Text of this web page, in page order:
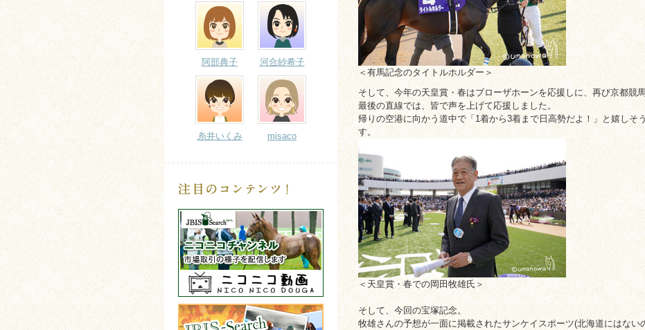
＜有馬記念のタイトルホルダー＞
そして、今年の天皇賞・春はブローザホーンを応援しに、再び京都
最後の直線では、皆で声を上げて応援しました。
帰りの空港に向かう道中で「1着から3着まで日高勢だよ！」と嬉しそ
す。
＜天皇賞・春での岡田牧雄氏＞
そして、今回の宝塚記念。
牧雄さんの予想が一面に掲載されたサンケイスポーツ(北海道にはない
阿部典子 河合紗希子
糸井いくみ misaco